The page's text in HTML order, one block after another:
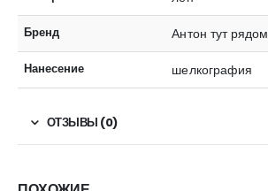
Бренд Антон тут рядом
Нанесение шелкография
ОТЗЫВЫ (0)